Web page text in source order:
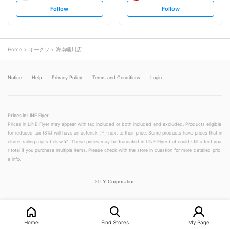
s
t
o
w
Follow
s
t
Follow
Home オークワ 海南幡川店
Notice Help Privacy Policy Terms and Conditions Login
Prices in LINE Flyer
Prices in LINE Flyer may appear with tax included or both included and excluded. Products eligible
for reduced tax (8%) will have an asterisk (＊) next to their price. Some products have prices that in
clude trailing digits below ¥1. These prices may be truncated in LINE Flyer but could still affect you
r total if you purchase multiple items. Please check with the store in question for more detailed pric
e info.
© LY Corporation
Home Find Stores My Page